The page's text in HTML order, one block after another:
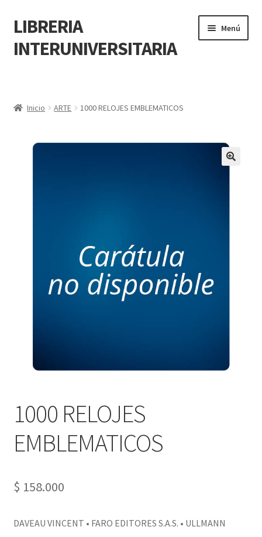
LIBRERIA
INTERUNIVERSITARIA
Menú
Carrito
POLÍTICA DE MANEJO DE INFORMACIÓN Y DATOS
PERSONALES DE CORPORACIÓN INTERUNIVERSITARIA DE
SERVICIO
Inicio ARTE 1000 RELOJES EMBLEMATICOS
1000 RELOJES
EMBLEMATICOS
$ 158.000
DAVEAU VINCENT • FARO EDITORES S.A.S. • ULLMANN